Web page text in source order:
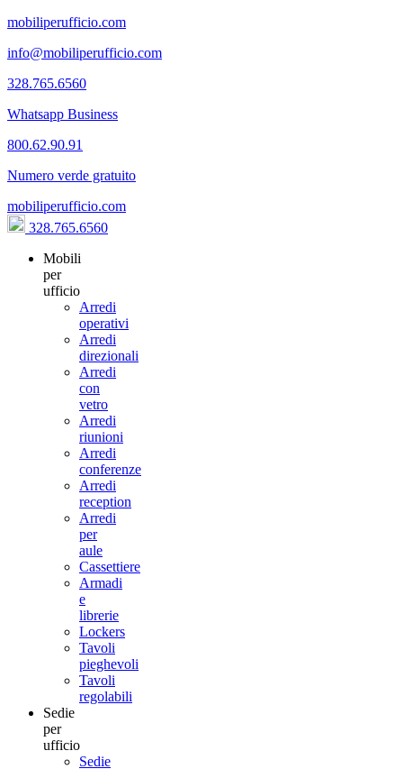
mobiliperufficio.com
info@mobiliperufficio.com
328.765.6560
Whatsapp Business
800.62.90.91
Numero verde gratuito
mobiliperufficio.com
328.765.6560
Mobili
per
ufficio
Arredi
operativi
Arredi
direzionali
Arredi
con
vetro
Arredi
riunioni
Arredi
conferenze
Arredi
reception
Arredi
per
aule
Cassettiere
Armadi
e
librerie
Lockers
Tavoli
pieghevoli
Tavoli
regolabili
Sedie
per
ufficio
Sedie